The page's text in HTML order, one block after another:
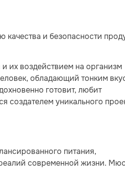
и безопасности
их воздействием на организм
обладающий тонким
готовит, любит
создателем уникального
питания,
современной жизни.